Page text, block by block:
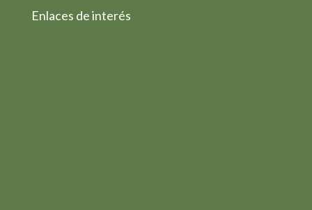
Enlaces de interés